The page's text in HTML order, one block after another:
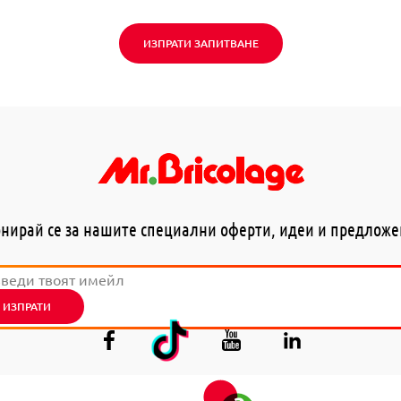
ИЗПРАТИ ЗАПИТВАНЕ
се за нашите специални оферти, идеи и
ИЗПРАТИ